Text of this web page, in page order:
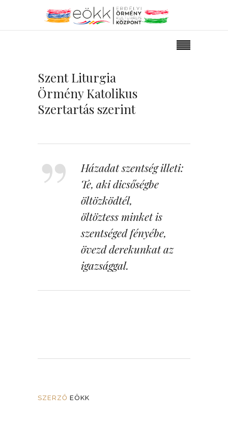
Szent Liturgia
Örmény Katolikus
Szertartás szerint
Házadat szentség illeti:
Te, aki dicsőségbe
öltözködtél,
öltöztess minket is
szentséged fényébe,
övezd derekunkat az
igazsággal.
SZERZŐ EÖKK